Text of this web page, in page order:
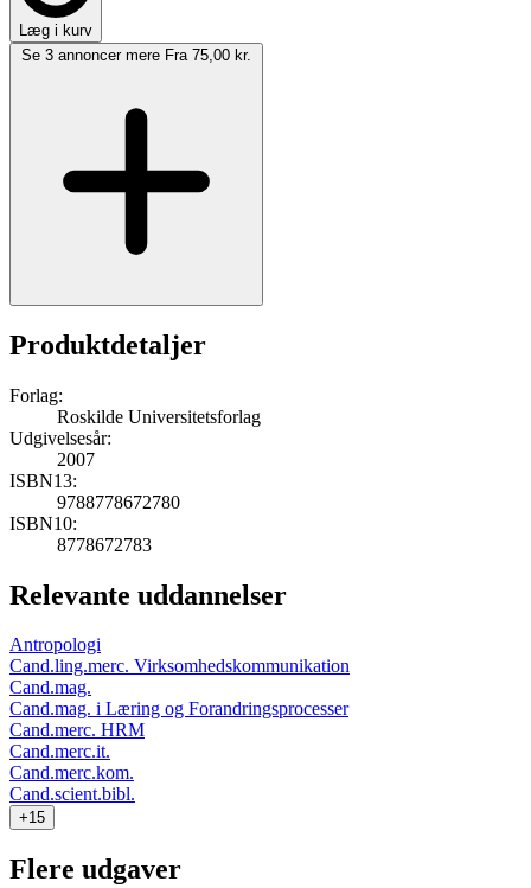
Læg i kurv
Se 3 annoncer mere Fra 75,00 kr.
Produktdetaljer
Forlag:
Roskilde Universitetsforlag
Udgivelsesår:
2007
ISBN13:
9788778672780
ISBN10:
8778672783
Relevante uddannelser
Antropologi
Cand.ling.merc. Virksomhedskommunikation
Cand.mag.
Cand.mag. i Læring og Forandringsprocesser
Cand.merc. HRM
Cand.merc.it.
Cand.merc.kom.
Cand.scient.bibl.
+15
Flere udgaver